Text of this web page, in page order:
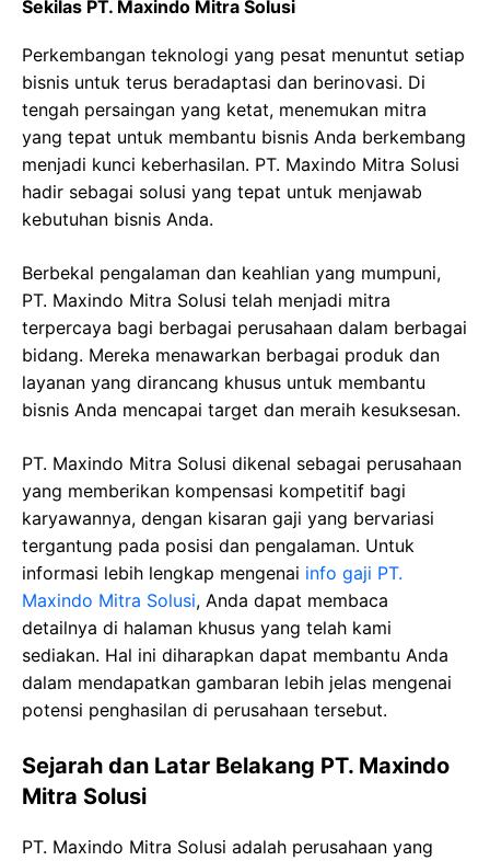
Sekilas PT. Maxindo Mitra Solusi
Perkembangan teknologi yang pesat menuntut setiap
bisnis untuk terus beradaptasi dan berinovasi. Di
tengah persaingan yang ketat, menemukan mitra
yang tepat untuk membantu bisnis Anda berkembang
menjadi kunci keberhasilan. PT. Maxindo Mitra Solusi
hadir sebagai solusi yang tepat untuk menjawab
kebutuhan bisnis Anda.
Berbekal pengalaman dan keahlian yang mumpuni,
PT. Maxindo Mitra Solusi telah menjadi mitra
terpercaya bagi berbagai perusahaan dalam berbagai
bidang. Mereka menawarkan berbagai produk dan
layanan yang dirancang khusus untuk membantu
bisnis Anda mencapai target dan meraih kesuksesan.
PT. Maxindo Mitra Solusi dikenal sebagai perusahaan
yang memberikan kompensasi kompetitif bagi
karyawannya, dengan kisaran gaji yang bervariasi
tergantung pada posisi dan pengalaman. Untuk
informasi lebih lengkap mengenai info gaji PT.
Maxindo Mitra Solusi, Anda dapat membaca
detailnya di halaman khusus yang telah kami
sediakan. Hal ini diharapkan dapat membantu Anda
dalam mendapatkan gambaran lebih jelas mengenai
potensi penghasilan di perusahaan tersebut.
Sejarah dan Latar Belakang PT. Maxindo
Mitra Solusi
PT. Maxindo Mitra Solusi adalah perusahaan yang